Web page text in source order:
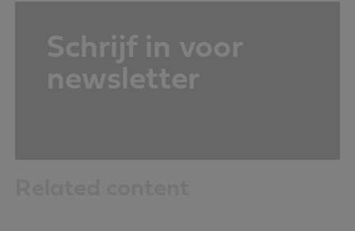
Schrijf in voor
newsletter